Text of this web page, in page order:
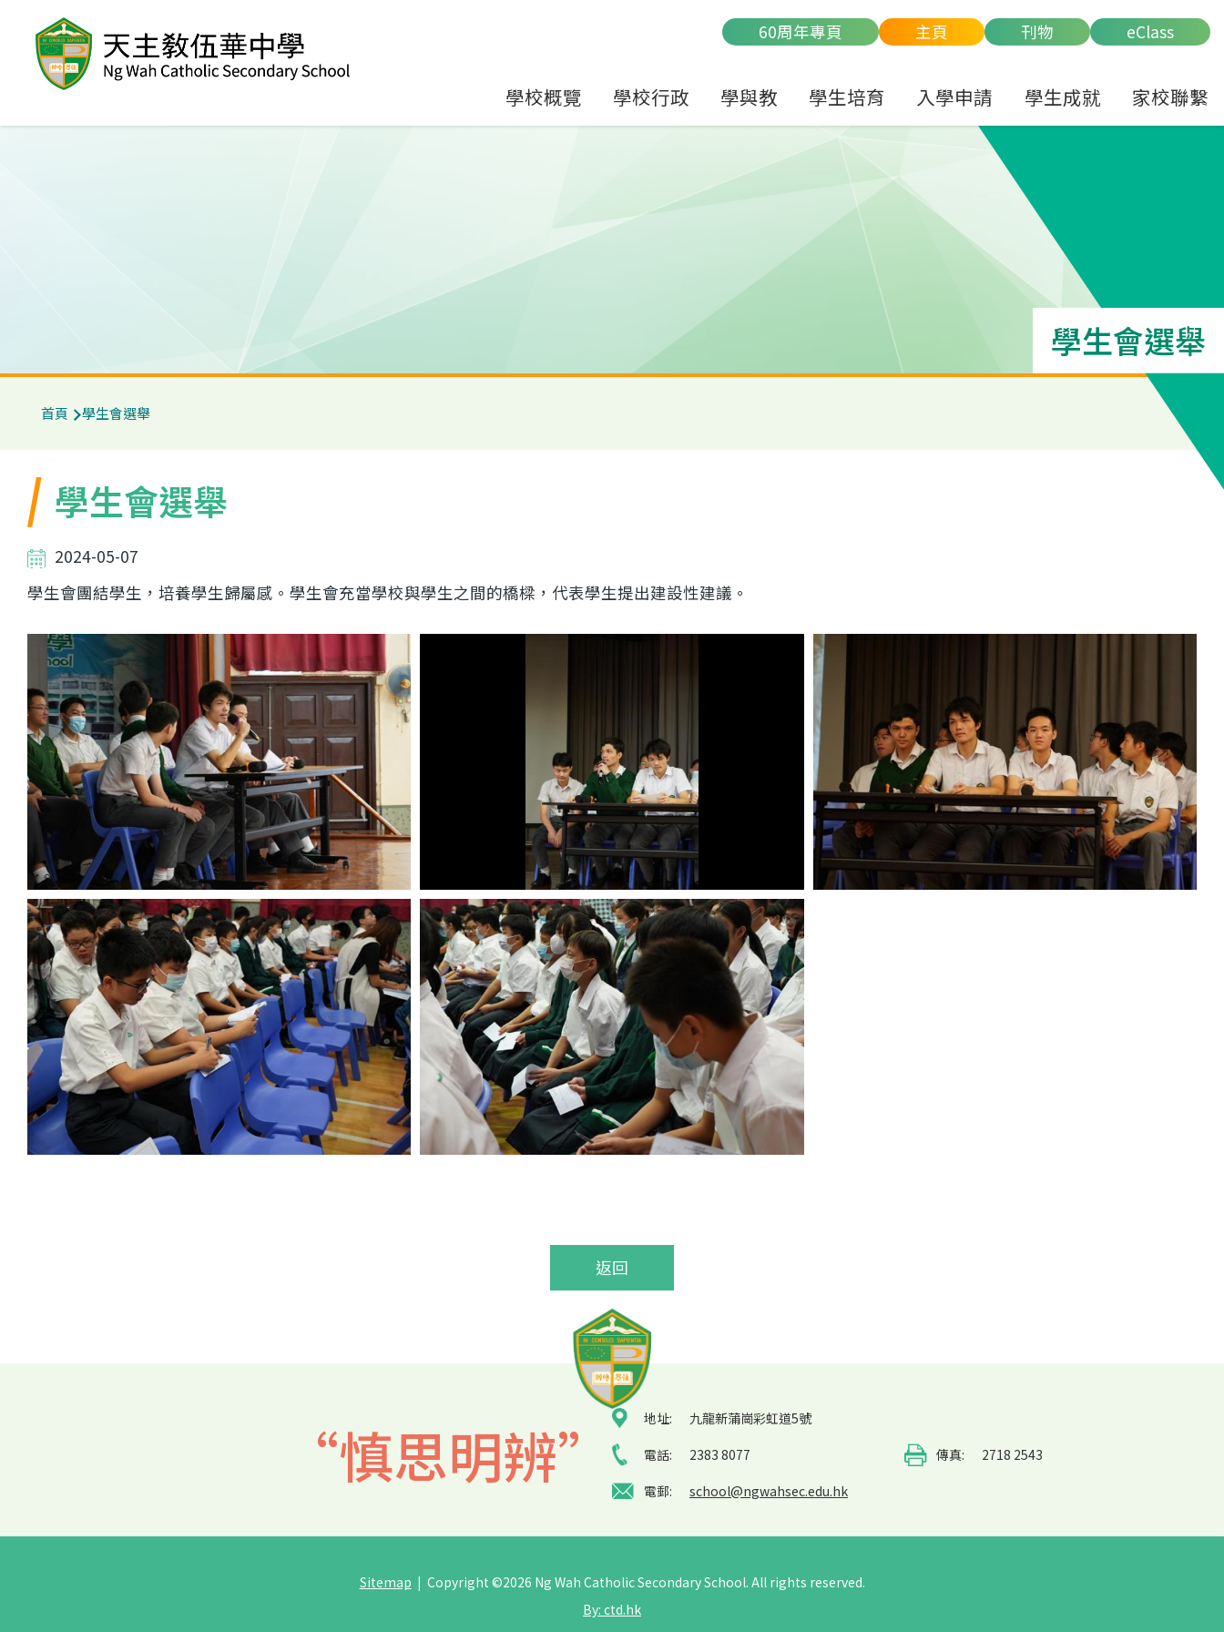
移至主內容
60周年專頁
主頁 刊物 eClass
學校概覽 學校行政 學與教 學生培育 入學申請 學生成就 家校聯繫
學生會選舉
首頁 學生會選舉
學生會選舉
2024-05-07
學生會團結學生，培養學生歸屬感。學生會充當學校與學生之間的橋樑，代表學生提出建設性建議。
返回
“慎思明辨” 地址:
九龍新蒲崗彩虹道5號
電話:
2383 8077 傳真:
2718 2543
電郵:
school@ngwahsec.edu.hk
Sitemap | Copyright ©2026 Ng Wah Catholic Secondary School. All rights reserved.
By: ctd.hk